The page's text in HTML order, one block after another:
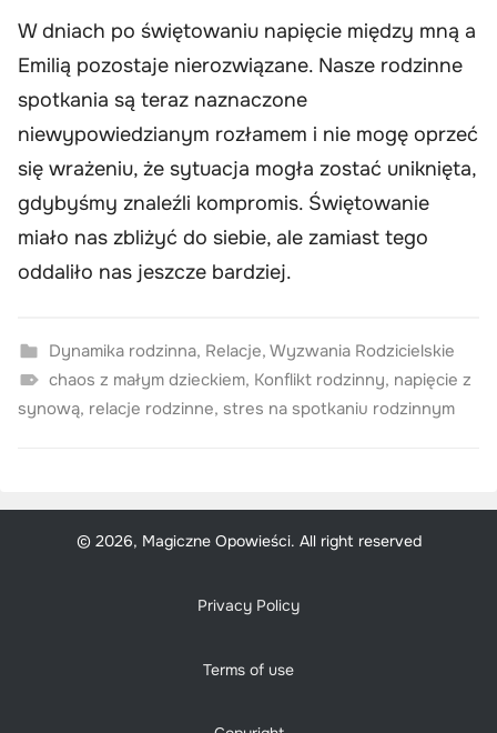
W dniach po świętowaniu napięcie między mną a
Emilią pozostaje nierozwiązane. Nasze rodzinne
spotkania są teraz naznaczone
niewypowiedzianym rozłamem i nie mogę oprzeć
się wrażeniu, że sytuacja mogła zostać uniknięta,
gdybyśmy znaleźli kompromis. Świętowanie
miało nas zbliżyć do siebie, ale zamiast tego
oddaliło nas jeszcze bardziej.
Dynamika rodzinna, Relacje, Wyzwania Rodzicielskie
chaos z małym dzieckiem, Konflikt rodzinny, napięcie z
synową, relacje rodzinne, stres na spotkaniu rodzinnym
© 2026, Magiczne Opowieści. All right reserved
Privacy Policy
Terms of use